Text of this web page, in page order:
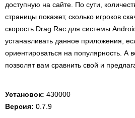
доступную на сайте. По сути,
страницы покажет, сколько игроков
скорость Drag Rac для системы
устанавливать данное приложения,
ориентироваться на популярность. А
позволят вам сравнить свой и
Установок: 430000
Версия: 0.7.9